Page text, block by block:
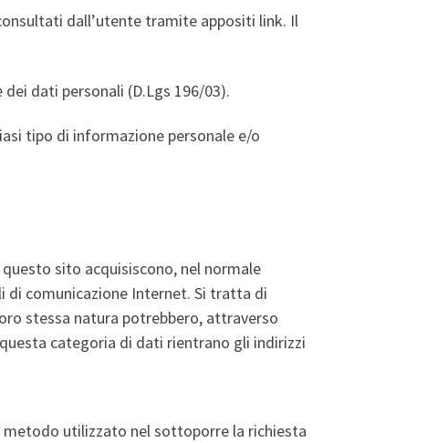
dall’utente tramite appositi link. Il
dati personali (D.Lgs 196/03).
tipo di informazione personale e/o
sito acquisiscono, nel normale
di comunicazione Internet. Si tratta di
stessa natura potrebbero, attraverso
categoria di dati rientrano gli indirizzi
metodo utilizzato nel sottoporre la richiesta